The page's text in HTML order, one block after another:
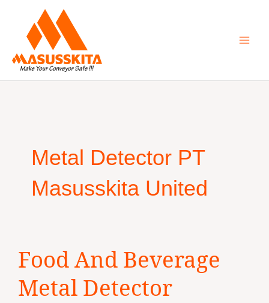
content
Metal Detector PT
Masusskita United
Food And Beverage
Metal Detector
And
Metal